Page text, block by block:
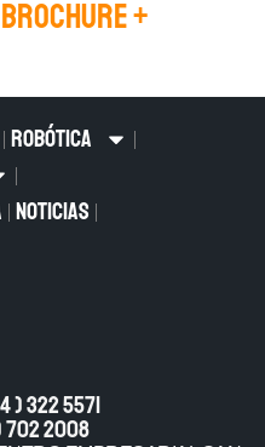
+
ROBÓTICA
NOTICIAS
) 322 5571
702 2008